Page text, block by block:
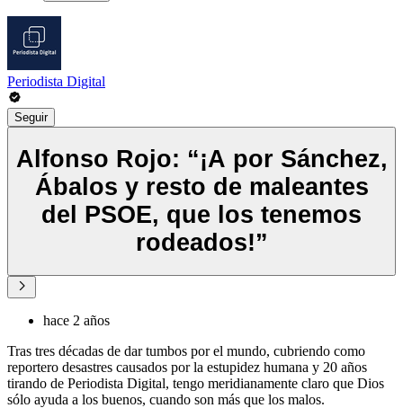
Periodista Digital
Seguir
Alfonso Rojo: “¡A por Sánchez,
Ábalos y resto de maleantes
del PSOE, que los tenemos
rodeados!”
hace 2 años
Tras tres décadas de dar tumbos por el mundo, cubriendo como
reportero desastres causados por la estupidez humana y 20 años
tirando de Periodista Digital, tengo meridianamente claro que Dios
sólo ayuda a los buenos, cuando son más que los malos.